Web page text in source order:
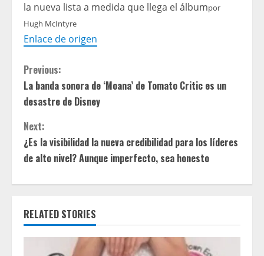
la nueva lista a medida que llega el álbumpor
Hugh McIntyre
Enlace de origen
C
o
n
t
u
Previous:
La banda sonora de ‘Moana’ de Tomato Critic es un
desastre de Disney
Next:
¿Es la visibilidad la nueva credibilidad para los líderes
de alto nivel? Aunque imperfecto, sea honesto
RELATED STORIES